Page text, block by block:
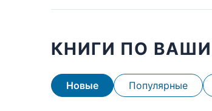
КНИГИ ПО
Новые Популярные